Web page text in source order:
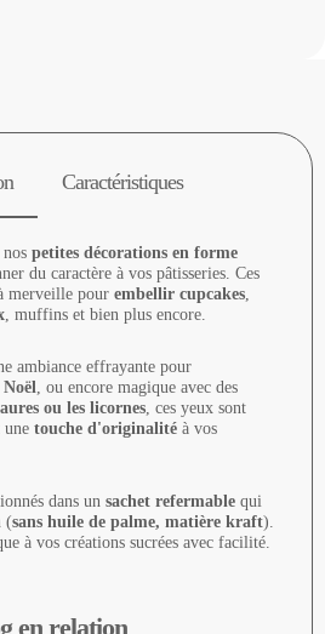
Caractéristiques
petites décorations en forme
du caractère à vos pâtisseries. Ces
merveille pour embellir cupcakes
, muffins et bien plus encore.
ambiance effrayante pour
Noël , ou encore magique avec des
ou les licornes , ces yeux sont
une touche d'originalité à vos
dans un sachet refermable qui
(sans huile de palme, matière kraft).
à vos créations sucrées avec facilité.
en relation